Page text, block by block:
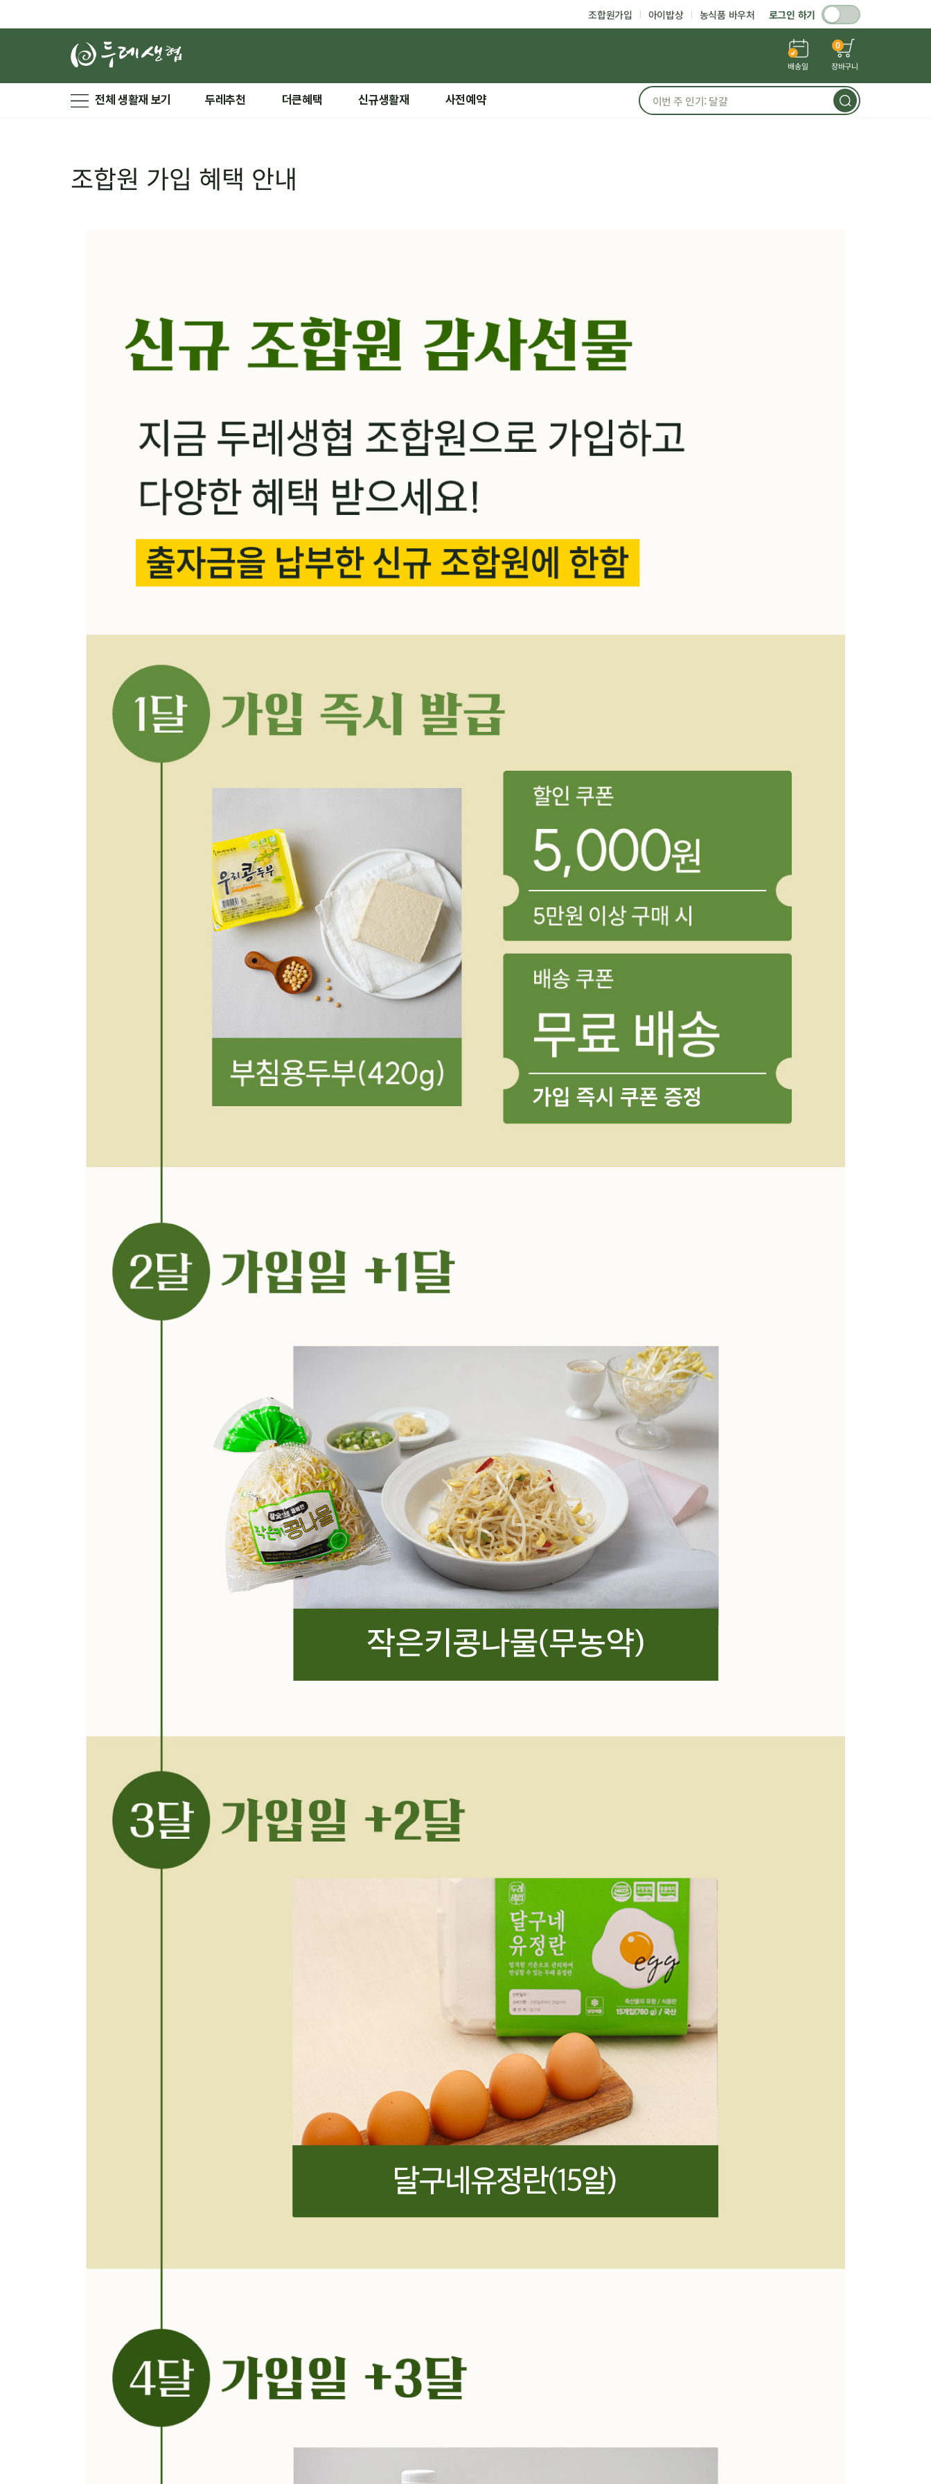
조합원가입 아이밥상 농식품 바우처 로그인 하기
배송일
0
장바구니
전체 생활재 보기 두레추천 더큰혜택 신규생활재 사전예약
조합원 가입 혜택 안내